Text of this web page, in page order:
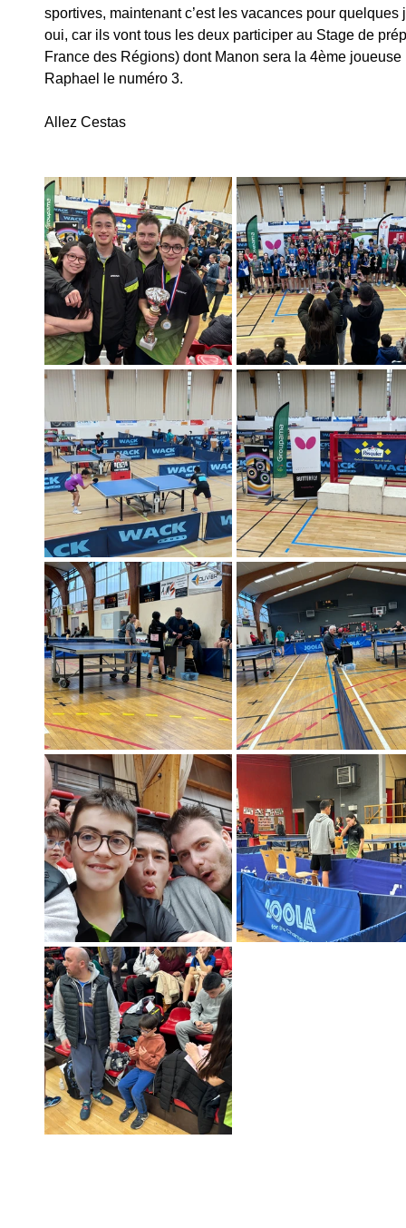
sportives, maintenant c’est les vacances pour
oui, car ils vont tous les deux participer au Stage de
France des Régions) dont Manon sera la 4ème
Raphael le numéro 3.
Allez Cestas